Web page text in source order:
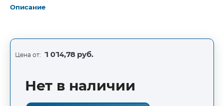
Описание
Цена от: 1 014,78 руб.
Нет в наличии